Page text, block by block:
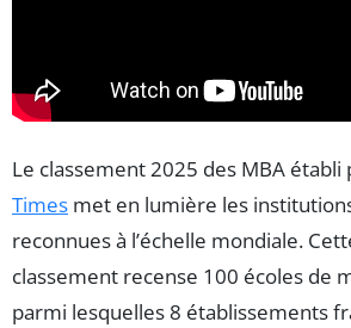
Le classement 2025 des MBA établi
Times met en lumière les
reconnues à l’échelle mondiale.
classement recense 100 écoles de
parmi lesquelles 8 établissements